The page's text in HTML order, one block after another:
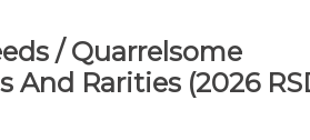
/ Quarrelsome
And Rarities (2026